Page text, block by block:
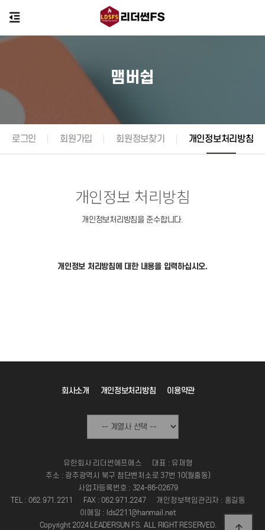
로그인 회원가입 회원정보찾기 개인정보처리방침
맴버쉽
개인정보 처리방침
개인정보처리방침을 준수합니다.
개인정보 처리방침에 대한 내용을 입력하십시오.
회사소개 개인정보처리방침 이용약관
유한회사 리더썬에프에스
대표 : 유재형
주소 : 광주광역시 북구 첨단벤처소로 37번 10(월출동)
사업자등록번호 : 324-86-02679
TEL : 062.971.2211
FAX : 062.971.2247
개인정보책임관리자 : 홍길동
이메일 : lds2211@hanmail.net
Copyright 2024 LEADERSUN FS. ALL RIGHT RESERVED.